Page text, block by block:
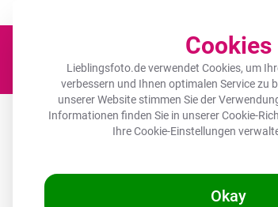
Cookies
Lieblingsfoto.de verwendet Cookies, um
verbessern und Ihnen optimalen Service zu
unserer Website stimmen Sie der
Informationen finden Sie in unsererCookie-
Ihre Cookie-Einstellungen
Okay
Leinwand Herdabdeckplatte Wanddeko
Poster – Pommes frites -